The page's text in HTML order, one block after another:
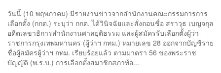
วันนี้ (10 พฤษภาคม) มีรายงานข่าวจากสำนักงานคณะกรรมการการ
เลือกตั้ง (กกต.) ระบุว่า กกต. ได้วินิจฉัยและสั่งถอนชื่อ สราวุธ เบญจกุล
อดีตเลขาธิการสำนักงานศาลยุติธรรม และผู้สมัครรับเลือกตั้งผู้ว่า
ราชการกรุงเทพมหานคร (ผู้ว่าฯ กทม.) หมายเลข 28 ออกจากบัญชีราย
ชื่อผู้สมัครผู้ว่าฯ กทม. เรียบร้อยแล้ว ตามมาตรา 56 ของพระราช
บัญญัติ (พ.ร.บ.) การเลือกตั้งสมาชิกสภาท้อ...